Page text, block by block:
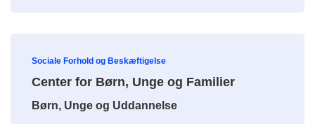
Sociale Forhold og Beskæftigelse
Center for Børn, Unge og Familier
Børn, Unge og Uddannelse